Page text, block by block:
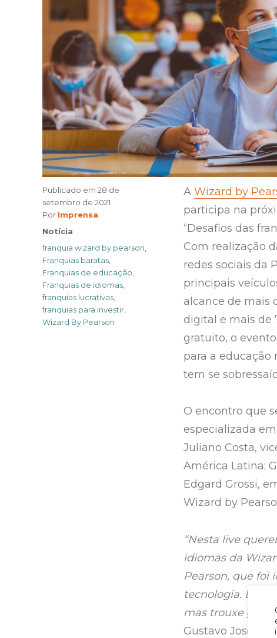
A Wizard by
participa na
“Desafios das
Com realização
redes sociais da
principais
alcance de mais
digital e mais de
gratuito, o
para a
tem se
O encontro que
especializada
Juliano Costa,
América Latina;
Edgard Grossi,
Wizard by
“Nesta live
idiomas da
Pearson, que foi
tecnologia. Esse
mas trouxe
Gustavo José
Publicado em 28 de
setembro de 2021
Por Author
Imprensa
Categories
Notícia
Tags
franquia wizard by pearson
Franquias baratas
Franquias de educação
Franquias de idiomas
franquias lucrativas
franquias para investir
Wizard By Pearson